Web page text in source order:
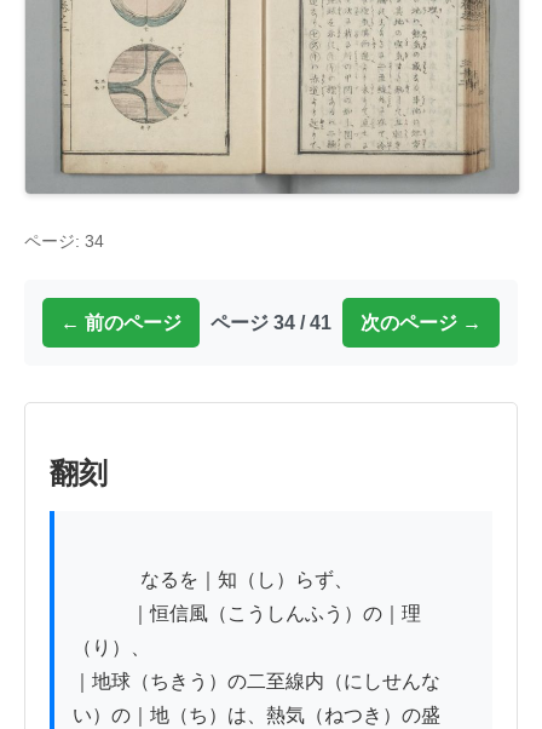
ページ: 34
← 前のページ ページ 34 / 41 次のページ →
翻刻
｜恒信風（こうしんふう）の｜理
（り）、
｜地球（ちきう）の二至線内（にしせんな
い）の｜地（ち）は、熱気（ねつき）の盛